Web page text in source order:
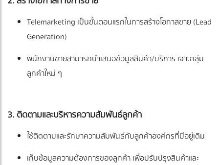
Telemarketing เป็นขั้นตอนแรกในการสร้างโอกาสขาย (Lead
Generation)
พนักงานขายสามารถนำเสนอข้อมูลสินค้า/บริการ เจาะกลุ่ม
ลูกค้าใหม่ ๆ
3. ติดตามและบริหารความสัมพันธ์ลูกค้า
ใช้ติดตามและรักษาความสัมพันธ์กับลูกค้าองค์กรที่มีอยู่เดิม
เก็บข้อมูลความต้องการของลูกค้า เพื่อปรับปรุงสินค้าและ